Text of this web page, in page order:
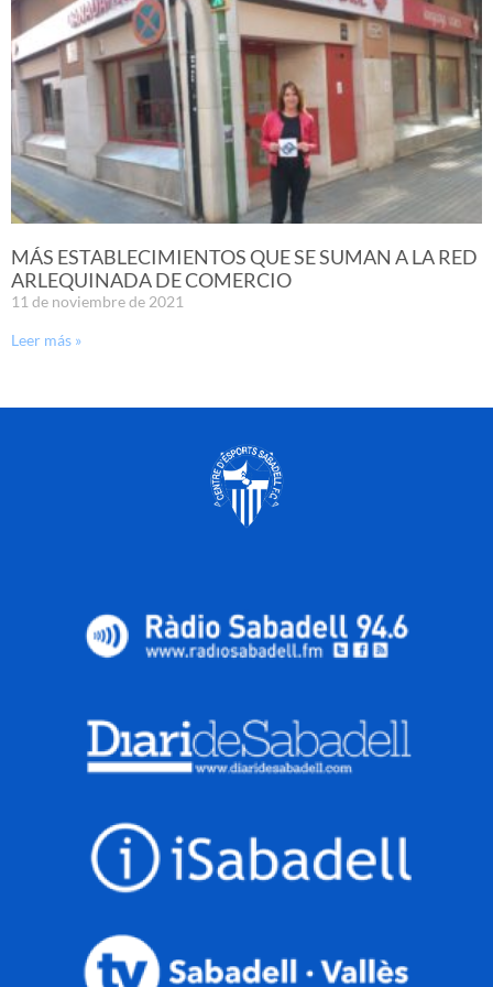
MÁS ESTABLECIMIENTOS QUE SE SUMAN A LA RED
ARLEQUINADA DE COMERCIO
11 de noviembre de 2021
Leer más »